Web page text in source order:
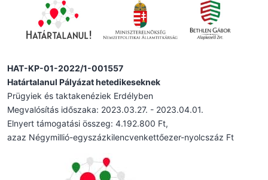
HAT-KP-01-2022/1-001557
Határtalanul Pályázat hetedikeseknek
Prügyiek és taktakenéziek Erdélyben
Megvalósítás időszaka: 2023.03.27. - 2023.04.01.
Elnyert támogatási összeg: 4.192.800 Ft,
azaz Négymillió-egyszázkilencvenkettőezer-nyolcszáz Ft